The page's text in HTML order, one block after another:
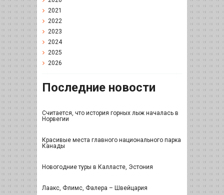
2021
2022
2023
2024
2025
2026
Последние новости
Считается, что история горных лыж началась в
Норвегии
Красивые места главного национального парка
Канады
Новогодние туры в Калласте, Эстония
Лаакс, Флимс, Фалера – Швейцария